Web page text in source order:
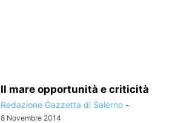
Il mare opportunità e criticità
Redazione Gazzetta di Salerno -
8 Novembre 2014